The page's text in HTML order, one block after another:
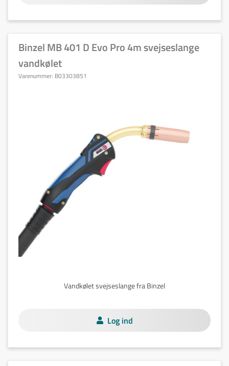
Binzel MB 401 D Evo Pro 4m svejseslange
vandkølet
Varenummer: B03303851
Vandkølet svejseslange fra Binzel
Log ind